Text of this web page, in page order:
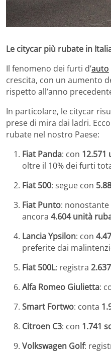
Le citycar più rubate in
Il fenomeno dei furti d’auto
crescita, con un aumento
rispetto all’anno
In particolare, le citycar
prese di mira dai ladri.
rubate nel nostro Paese:
Fiat Panda: con
oltre il 10% dei furti
Fiat 500: segue con
Fiat Punto:
ancora 4.604 unità
Lancia Ypsilon: con
preferite dai
Fiat 500L: registra
Alfa Romeo Giulietta:
Smart Fortwo: conta
Citroen C3: con 1.741
Volkswagen Golf: